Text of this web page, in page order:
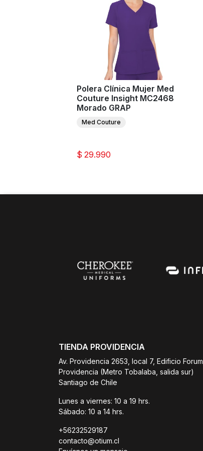
Polera Clínica Mujer Med
Couture Insight MC2468
Morado GRAP
Med Couture
$ 29.990
TIENDA PROVIDENCIA
Av. Providencia 2653, local 7, Edificio Forum
Providencia (Metro Tobalaba, salida sur)
Santiago de Chile
Lunes a viernes: 10 a 19 hrs.
Sábado: 10 a 14 hrs.
+56232529187
contacto@otium.cl